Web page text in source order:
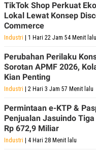
.
K
E
S
E
A
T
A
L
I
E
T
Y
L
G
L
I
S
H
A
L
I
I
TikTok Shop Perkuat
Lokal Lewat Konsep
Commerce
Industri | 1 Hari 22 Jam 54 Menit lalu
Perubahan Perilaku
Sorotan APMF 2026,
Kian Penting
Industri | 2 Hari 3 Jam 57 Menit lalu
Permintaan e-KTP &
Penjualan Jasuindo
Rp 672,9 Miliar
Industri | 4 Hari 28 Menit lalu